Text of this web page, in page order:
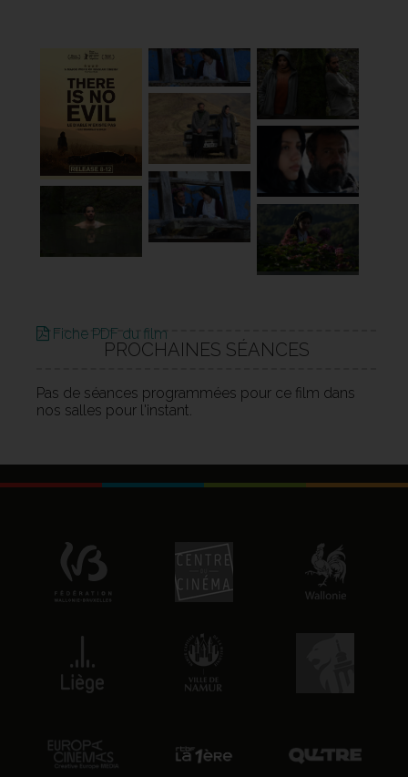
Fiche PDF du film
PROCHAINES SÉANCES
Pas de séances programmées pour ce film dans
nos salles pour l'instant.